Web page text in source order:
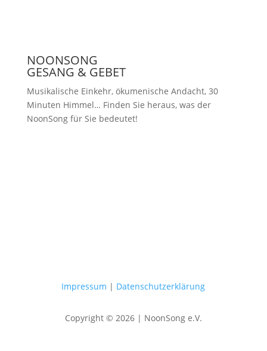
NOONSONG
GESANG & GEBET
Musikalische Einkehr, ökumenische Andacht, 30
Minuten Himmel… Finden Sie heraus, was der
NoonSong für Sie bedeutet!
Impressum | Datenschutzerklärung
Copyright © 2026 | NoonSong e.V.